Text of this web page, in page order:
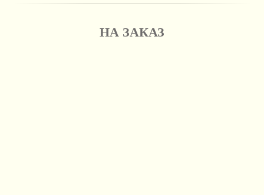
НА ЗАКАЗ